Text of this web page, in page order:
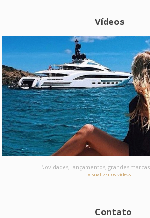
Vídeos
Novidades, lançamentos, grandes
visualizar os vídeos
Contato